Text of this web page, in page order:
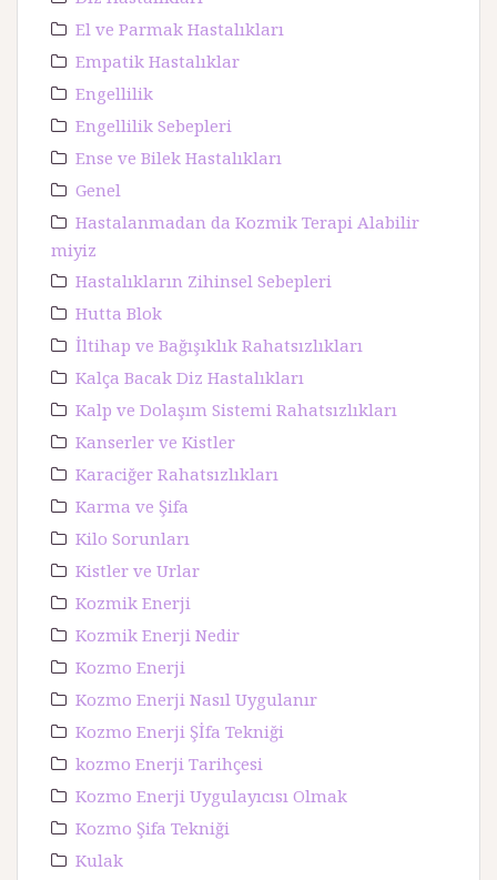
El ve Parmak Hastalıkları
Empatik Hastalıklar
Engellilik
Engellilik Sebepleri
Ense ve Bilek Hastalıkları
Genel
Hastalanmadan da Kozmik Terapi Alabilir
miyiz
Hastalıkların Zihinsel Sebepleri
Hutta Blok
İltihap ve Bağışıklık Rahatsızlıkları
Kalça Bacak Diz Hastalıkları
Kalp ve Dolaşım Sistemi Rahatsızlıkları
Kanserler ve Kistler
Karaciğer Rahatsızlıkları
Karma ve Şifa
Kilo Sorunları
Kistler ve Urlar
Kozmik Enerji
Kozmik Enerji Nedir
Kozmo Enerji
Kozmo Enerji Nasıl Uygulanır
Kozmo Enerji Şİfa Tekniği
kozmo Enerji Tarihçesi
Kozmo Enerji Uygulayıcısı Olmak
Kozmo Şifa Tekniği
Kulak